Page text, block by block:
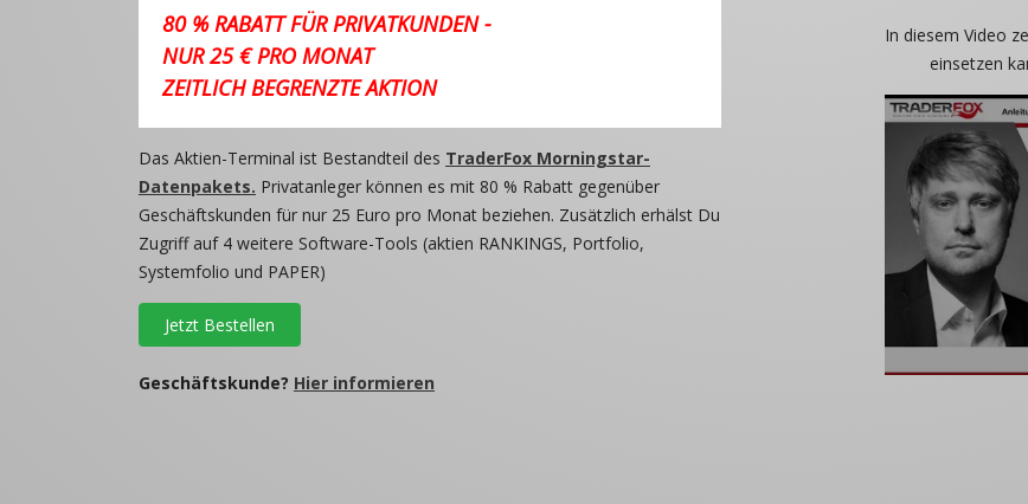
80 % RABATT FÜR PRIVATKUNDEN -
NUR 25 € PRO MONAT
ZEITLICH BEGRENZTE AKTION
Das Aktien-Terminal ist Bestandteil des TraderFox Morningstar-
Datenpakets. Privatanleger können es mit 80 % Rabatt gegenüber
Geschäftskunden für nur 25 Euro pro Monat beziehen. Zusätzlich erhälst Du
Zugriff auf 4 weitere Software-Tools (aktien RANKINGS, Portfolio,
Systemfolio und PAPER)
Jetzt Bestellen
Geschäftskunde? Hier informieren
In diesem Video
einsetzen